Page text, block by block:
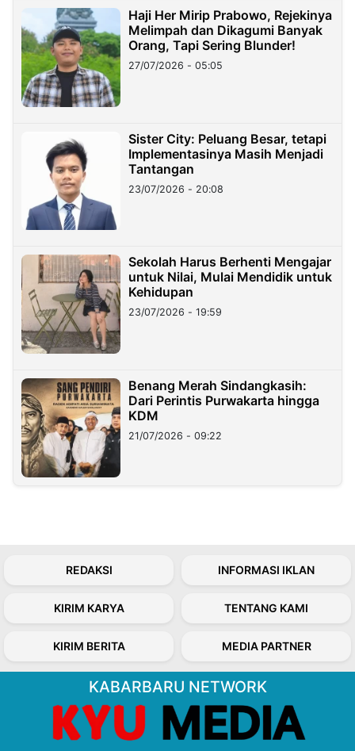
Haji Her Mirip Prabowo, Rejekinya
Melimpah dan Dikagumi Banyak
Orang, Tapi Sering Blunder!
27/07/2026 - 05:05
Sister City: Peluang Besar, tetapi
Implementasinya Masih Menjadi
Tantangan
23/07/2026 - 20:08
Sekolah Harus Berhenti Mengajar
untuk Nilai, Mulai Mendidik untuk
Kehidupan
23/07/2026 - 19:59
Benang Merah Sindangkasih:
Dari Perintis Purwakarta hingga
KDM
21/07/2026 - 09:22
REDAKSI INFORMASI IKLAN
KIRIM KARYA TENTANG KAMI
KIRIM BERITA MEDIA PARTNER
KABARBARU NETWORK